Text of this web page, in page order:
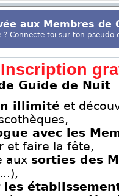
aux Membres de
? Connecte toi sur ton pseudo
Guide de Nuit
illimité et
avec les
et faire la fête,
aux sorties des
les